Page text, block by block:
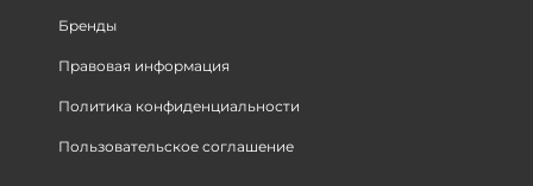
Бренды
Правовая информация
Политика конфиденциальности
Пользовательское соглашение